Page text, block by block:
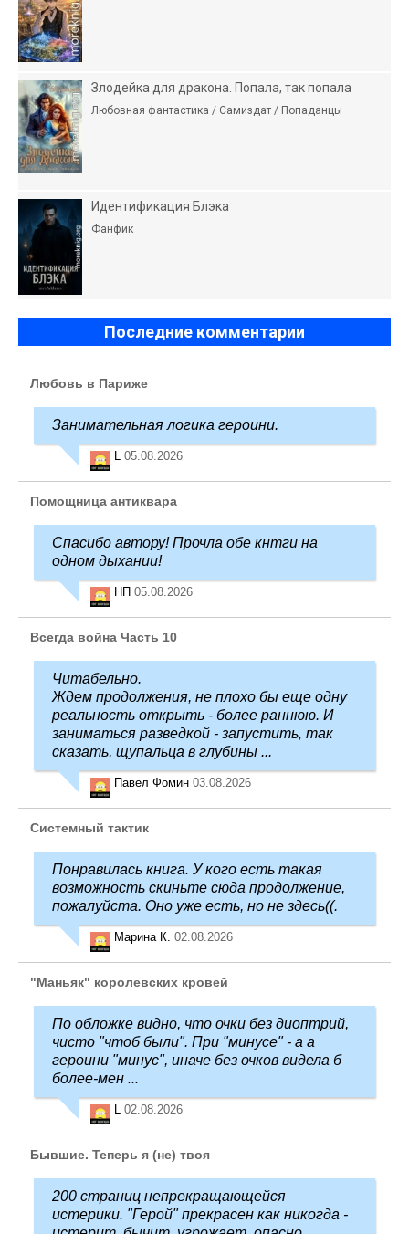
Злодейка для дракона. Попала, так попала
Любовная фантастика / Самиздат / Попаданцы
Идентификация Блэка
Фанфик
Последние комментарии
Любовь в Париже
Занимательная логика героини.
05.08.2026
Помощница антиквара
Спасибо автору! Прочла обе кнтги на
одном дыхании!
НП 05.08.2026
Всегда война Часть 10
Читабельно.
Ждем продолжения, не плохо бы еще одну
реальность открыть - более раннюю. И
заниматься разведкой - запустить, так
сказать, щупальца в глубины ...
Павел Фомин 03.08.2026
Системный тактик
Понравилась книга. У кого есть такая
возможность скиньте сюда продолжение,
пожалуйста. Оно уже есть, но не здесь((.
Марина К. 02.08.2026
"Маньяк" королевских кровей
По обложке видно, что очки без диоптрий,
чисто "чтоб были". При "минусе" - а а
героини "минус", иначе без очков видела б
более-мен ...
02.08.2026
Бывшие. Теперь я (не) твоя
200 страниц непрекращающейся
истерики. "Герой" прекрасен как никогда -